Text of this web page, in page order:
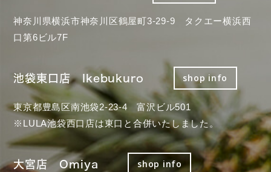
神奈川県横浜市神奈川区鶴屋町3-29-9 タクエー横浜西
口第6ビル7F
池袋東口店 Ikebukuro shop info
東京都豊島区南池袋2-23-4 富沢ビル501
※LULA池袋西口店は東口と合併いたしました。
大宮店 Omiya shop info